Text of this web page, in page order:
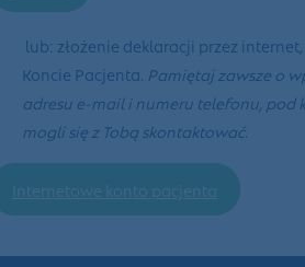
lub: złożenie deklaracji przez internet
Koncie Pacjenta. Pamiętaj zawsze o
adresu e-mail i numeru telefonu, pod
mogli się z Tobą skontaktować.
Internetowe konto pacjenta